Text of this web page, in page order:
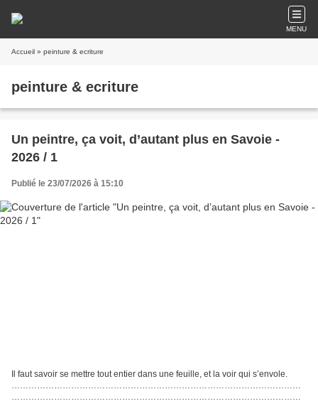
MENU
Accueil » peinture & ecriture
peinture & ecriture
Un peintre, ça voit, d’autant plus en Savoie -
2026 / 1
Publié le 23/07/2026 à 15:10
Il faut savoir se mettre tout entier dans une feuille, et la voir qui s’envole.